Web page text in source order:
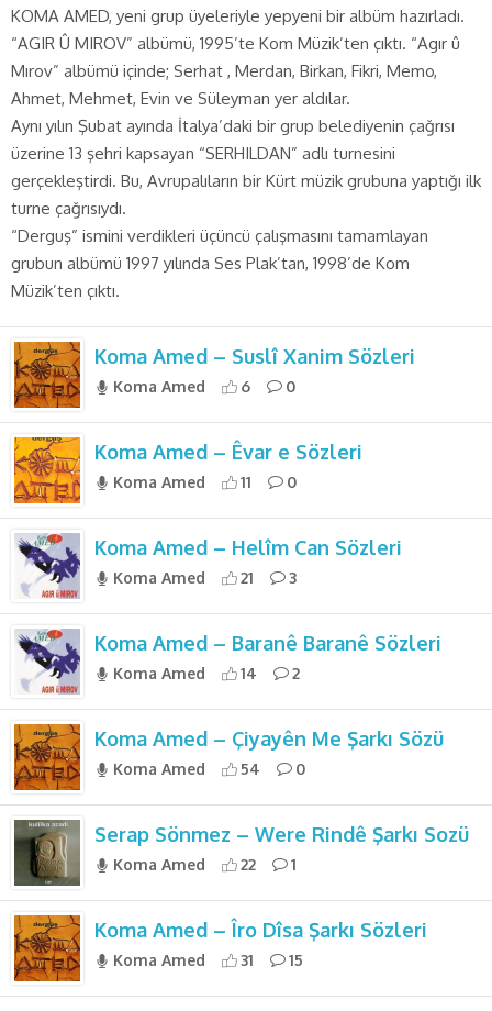
KOMA AMED, yeni grup üyeleriyle yepyeni bir albüm hazırladı.
“AGIR Û MIROV” albümü, 1995’te Kom Müzik’ten çıktı. “Agır û
Mırov” albümü içinde; Serhat , Merdan, Birkan, Fikri, Memo,
Ahmet, Mehmet, Evin ve Süleyman yer aldılar.
Aynı yılın Şubat ayında İtalya’daki bir grup belediyenin çağrısı
üzerine 13 şehri kapsayan “SERHILDAN” adlı turnesini
gerçekleştirdi. Bu, Avrupalıların bir Kürt müzik grubuna yaptığı ilk
turne çağrısıydı.
“Derguş” ismini verdikleri üçüncü çalışmasını tamamlayan
grubun albümü 1997 yılında Ses Plak’tan, 1998’de Kom
Müzik’ten çıktı.
Koma Amed – Suslî Xanim Sözleri
Koma Amed 6 0
Koma Amed – Êvar e Sözleri
Koma Amed 11 0
Koma Amed – Helîm Can Sözleri
Koma Amed 21 3
Koma Amed – Baranê Baranê Sözleri
Koma Amed 14 2
Koma Amed – Çiyayên Me Şarkı Sözü
Koma Amed 54 0
Serap Sönmez – Were Rindê Şarkı Sozü
Koma Amed 22 1
Koma Amed – Îro Dîsa Şarkı Sözleri
Koma Amed 31 15